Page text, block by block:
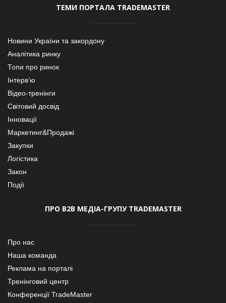
ТЕМИ ПОРТАЛА TRADEMASTER
Новини України та закордону
Аналітика ринку
Топи про ринок
Інтерв’ю
Відео-тренінги
Світовий досвід
Інновації
Маркетинг&Продажі
Закупки
Логістика
Закон
Події
ПРО В2В МЕДІА-ГРУПУ TRADEMASTER
Про нас
Наша команда
Реклама на порталі
Тренінговий центр
Конференції TradeMaster